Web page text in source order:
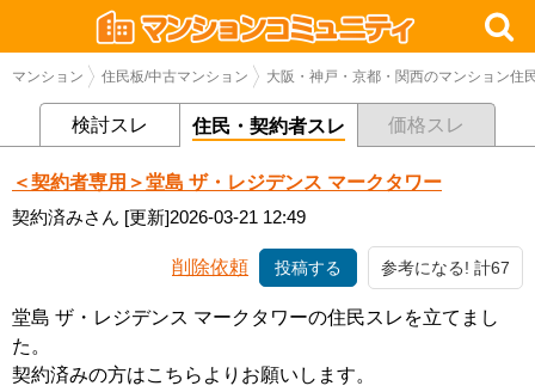
マンション 住民板/中古マンション 大阪・神戸・京都・関西のマンション住
検討スレ 住民・契約者スレ 価格スレ
＜契約者専用＞堂島 ザ・レジデンス マークタワー
契約済みさん [更新]2026-03-21 12:49
削除依頼 投稿する 参考になる! 計67
堂島 ザ・レジデンス マークタワーの住民スレを立てまし
た。
契約済みの方はこちらよりお願いします。